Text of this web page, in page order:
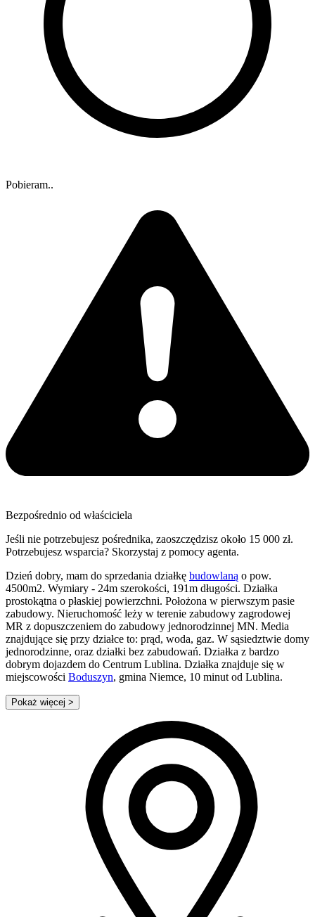
Pobieram..
Bezpośrednio od właściciela
Jeśli nie potrzebujesz pośrednika, zaoszczędzisz około 15 000 zł.
Potrzebujesz wsparcia? Skorzystaj z pomocy agenta.
Dzień dobry, mam do sprzedania działkę budowlaną o pow.
4500m2. Wymiary - 24m szerokości, 191m długości. Działka
prostokątna o płaskiej powierzchni. Położona w pierwszym pasie
zabudowy. Nieruchomość leży w terenie zabudowy zagrodowej
MR z dopuszczeniem do zabudowy jednorodzinnej MN. Media
znajdujące się przy działce to: prąd, woda, gaz. W sąsiedztwie domy
jednorodzinne, oraz działki bez zabudowań. Działka z bardzo
dobrym dojazdem do Centrum Lublina. Działka znajduje się w
miejscowości Boduszyn, gmina Niemce, 10 minut od Lublina.
Pokaż więcej >